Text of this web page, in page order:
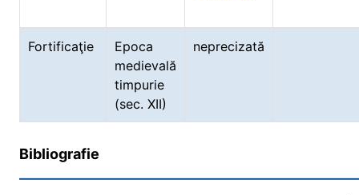
Fortificaţie
Epoca
medievală
timpurie
(sec. XII)
neprecizată
Bibliografie